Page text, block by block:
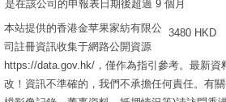
是在該公司的申報表日期後超過 9 個月
3480 HKD
本站提供的香港金苹果家紡有限公
司註冊資訊收集于網路公開資源
https://data.gov.hk/，僅作為指引參考。最新資
改！資訊不準確的，我們不承擔任何責任。有